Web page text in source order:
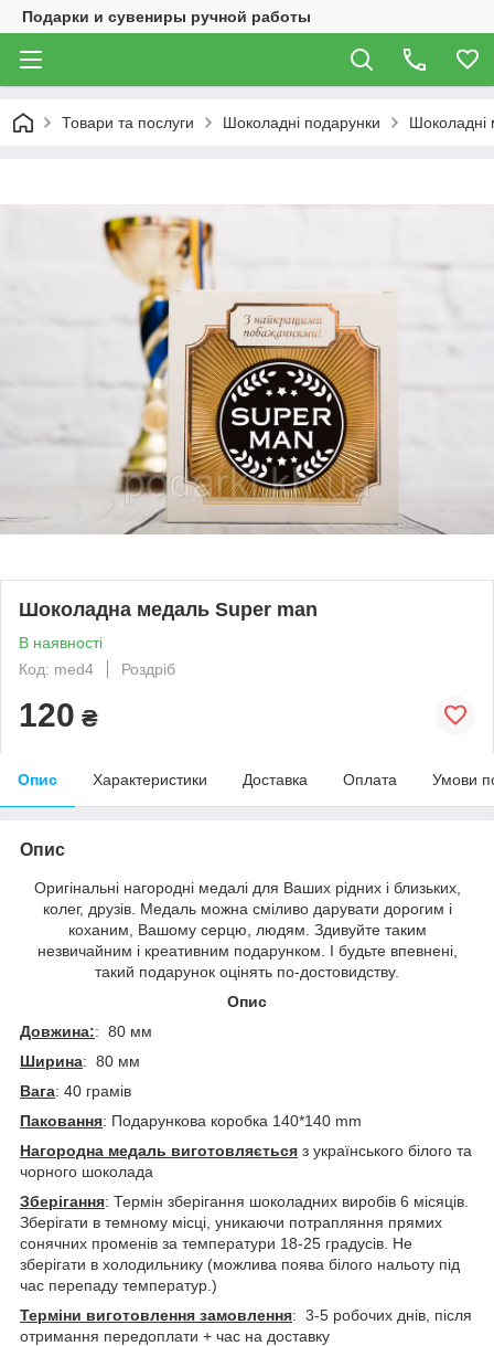
Подарки и сувениры ручной работы
Товари та послуги Шоколадні подарунки Шоколадні
Шоколадна медаль Super man
В наявності
Код: med4
Роздріб
120 ₴
Опис Характеристики Доставка Оплата Умови
Опис
Оригінальні нагородні медалі для Ваших рідних і близьких,
колег, друзів. Медаль можна сміливо дарувати дорогим і
коханим, Вашому серцю, людям. Здивуйте таким
незвичайним і креативним подарунком. І будьте впевнені,
такий подарунок оцінять по-достовидству.
Опис
Довжина:: 80 мм
Ширина: 80 мм
Вага: 40 грамів
Паковання: Подарункова коробка 140*140 mm
Нагородна медаль виготовляється з українського білого та
чорного шоколада
Зберігання: Термін зберігання шоколадних виробів 6 місяців.
Зберігати в темному місці, уникаючи потрапляння прямих
сонячних променів за температури 18-25 градусів. Не
зберігати в холодильнику (можлива поява білого нальоту під
час перепаду температур.)
Терміни виготовлення замовлення: 3-5 робочих днів, після
отримання передоплати + час на доставку